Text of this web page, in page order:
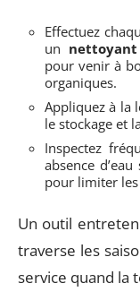
Effectuez
un
pour venir à
organiques.
Appliquez à la
le stockage et
Inspectez
absence
pour limiter
Un outil
traverse les
service quand la